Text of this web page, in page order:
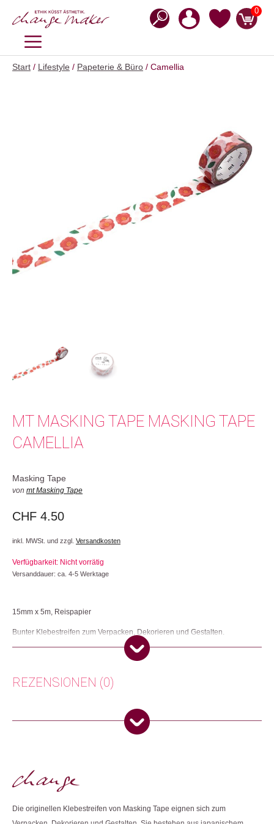
Inhalt
0
MENÜ
Start / Lifestyle / Papeterie & Büro / Camellia
MT MASKING TAPE MASKING TAPE
CAMELLIA
Masking Tape
von mt Masking Tape
CHF 4.50
inkl. MWSt. und zzgl. Versandkosten
Verfügbarkeit: Nicht vorrätig
Versanddauer: ca. 4-5 Werktage
15mm x 5m, Reispapier
Bunter Klebestreifen zum Verpacken, Dekorieren und Gestalten.
, Papeterie & Büro
Weitere Produkte shoppen, die diesem Changemaker Kriterium
Dieses Produkt weiterempfehlen:
REZENSIONEN (0)
Es gibt noch keine Rezensionen.
Die originellen Klebestreifen von Masking Tape eignen sich zum